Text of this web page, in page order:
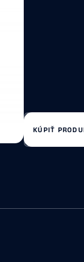
KÚPIŤ